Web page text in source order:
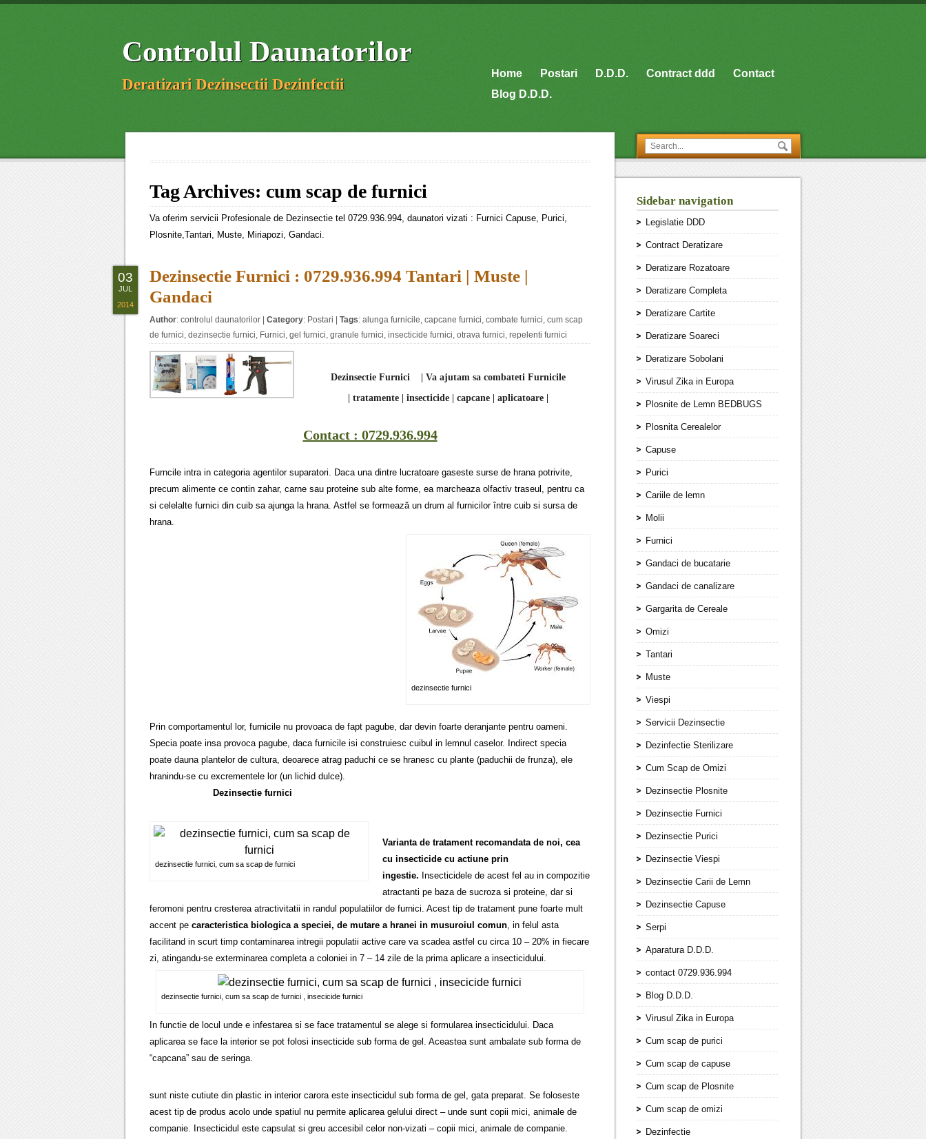
Controlul Daunatorilor
Deratizari Dezinsectii Dezinfectii
Home Postari D.D.D. Contract ddd
Contact
Blog D.D.D.
Tag Archives: cum scap de furnici
Va oferim servicii Profesionale de Dezinsectie tel 0729.936.994, daunatori vizati : Furnici Capuse, Purici,
Plosnite,Tantari, Muste, Miriapozi, Gandaci.
Dezinsectie Furnici : 0729.936.994 Tantari | Muste |
Gandaci
Author: controlul daunatorilor Category: Postari Tags: alunga furnicile, capcane furnici, combate furnici, cum scap
de furnici, dezinsectie furnici, Furnici, gel furnici, granule furnici, insecticide furnici, otrava furnici, repelenti furnici
Dezinsectie Furnici | Va ajutam sa combateti Furnicile
| tratamente | insecticide | capcane | aplicatoare |
Contact : 0729.936.994
Furncile intra in categoria agentilor suparatori. Daca una dintre lucratoare gaseste surse de hrana potrivite,
precum alimente ce contin zahar, carne sau proteine sub alte forme, ea marcheaza olfactiv traseul, pentru ca
si celelalte furnici din cuib sa ajunga la hrana. Astfel se formează un drum al furnicilor între cuib si sursa de
hrana.
dezinsectie furnici
Prin comportamentul lor, furnicile nu provoaca de fapt pagube, dar devin foarte deranjante pentru oameni.
Specia poate insa provoca pagube, daca furnicile isi construiesc cuibul in lemnul caselor. Indirect specia
poate dauna plantelor de cultura, deoarece atrag paduchi ce se hranesc cu plante (paduchii de frunza), ele
hranindu-se cu excrementele lor (un lichid dulce).
Dezinsectie furnici
dezinsectie furnici, cum sa scap de furnici
Varianta de tratament recomandata de noi, cea
cu insecticide cu actiune prin
ingestie. Insecticidele de acest fel au in compozitie
atractanti pe baza de sucroza si proteine, dar si
feromoni pentru cresterea atractivitatii in randul populatiilor de furnici. Acest tip de tratament pune foarte mult
accent pe caracteristica biologica a speciei, de mutare a hranei in musuroiul comun, in felul asta
facilitand in scurt timp contaminarea intregii populatii active care va scadea astfel cu circa 10 – 20% in fiecare
zi, atingandu-se exterminarea completa a coloniei in 7 – 14 zile de la prima aplicare a insecticidului.
dezinsectie furnici, cum sa scap de furnici , insecicide furnici
In functie de locul unde e infestarea si se face tratamentul se alege si formularea insecticidului. Daca
aplicarea se face la interior se pot folosi insecticide sub forma de gel. Aceastea sunt ambalate sub forma de
“capcana” sau de seringa.
sunt niste cutiute din plastic in interior carora este insecticidul sub forma de gel, gata preparat. Se foloseste
acest tip de produs acolo unde spatiul nu permite aplicarea gelului direct – unde sunt copii mici, animale de
companie. Insecticidul este capsulat si greu accesibil celor non-vizati – copii mici, animale de companie.
03
JUL
2014
Sidebar navigation
Legislatie DDD
Contract Deratizare
Deratizare Rozatoare
Deratizare Completa
Deratizare Cartite
Deratizare Soareci
Deratizare Sobolani
Virusul Zika in Europa
Plosnite de Lemn BEDBUGS
Plosnita Cerealelor
Capuse
Purici
Cariile de lemn
Molii
Furnici
Gandaci de bucatarie
Gandaci de canalizare
Gargarita de Cereale
Omizi
Tantari
Muste
Viespi
Servicii Dezinsectie
Dezinfectie Sterilizare
Cum Scap de Omizi
Dezinsectie Plosnite
Dezinsectie Furnici
Dezinsectie Purici
Dezinsectie Viespi
Dezinsectie Carii de Lemn
Dezinsectie Capuse
Serpi
Aparatura D.D.D.
contact 0729.936.994
Blog D.D.D.
Virusul Zika in Europa
Cum scap de purici
Cum scap de capuse
Cum scap de Plosnite
Cum scap de omizi
Dezinfectie